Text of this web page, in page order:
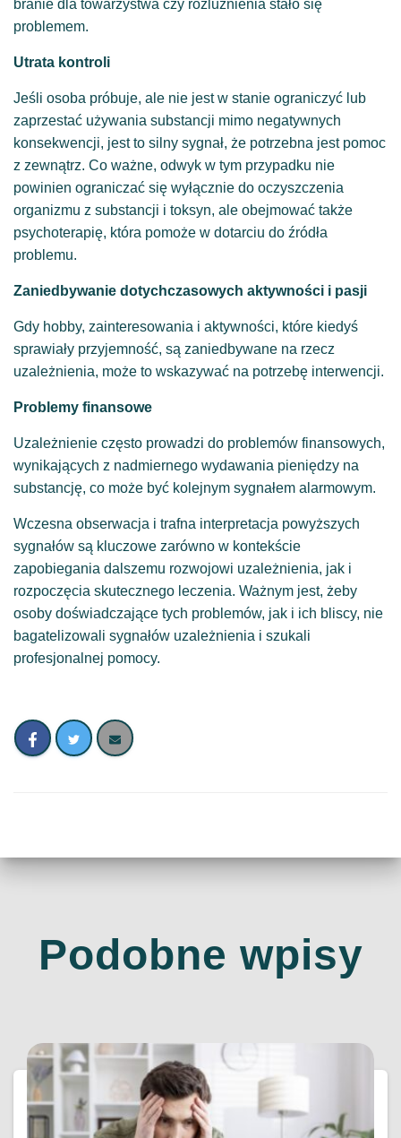
branie dla towarzystwa czy rozluźnienia stało się
problemem.
Utrata kontroli
Jeśli osoba próbuje, ale nie jest w stanie ograniczyć lub
zaprzestać używania substancji mimo negatywnych
konsekwencji, jest to silny sygnał, że potrzebna jest pomoc
z zewnątrz. Co ważne, odwyk w tym przypadku nie
powinien ograniczać się wyłącznie do oczyszczenia
organizmu z substancji i toksyn, ale obejmować także
psychoterapię, która pomoże w dotarciu do źródła
problemu.
Zaniedbywanie dotychczasowych aktywności i pasji
Gdy hobby, zainteresowania i aktywności, które kiedyś
sprawiały przyjemność, są zaniedbywane na rzecz
uzależnienia, może to wskazywać na potrzebę interwencji.
Problemy finansowe
Uzależnienie często prowadzi do problemów finansowych,
wynikających z nadmiernego wydawania pieniędzy na
substancję, co może być kolejnym sygnałem alarmowym.
Wczesna obserwacja i trafna interpretacja powyższych
sygnałów są kluczowe zarówno w kontekście
zapobiegania dalszemu rozwojowi uzależnienia, jak i
rozpoczęcia skutecznego leczenia. Ważnym jest, żeby
osoby doświadczające tych problemów, jak i ich bliscy, nie
bagatelizowali sygnałów uzależnienia i szukali
profesjonalnej pomocy.
Podobne wpisy